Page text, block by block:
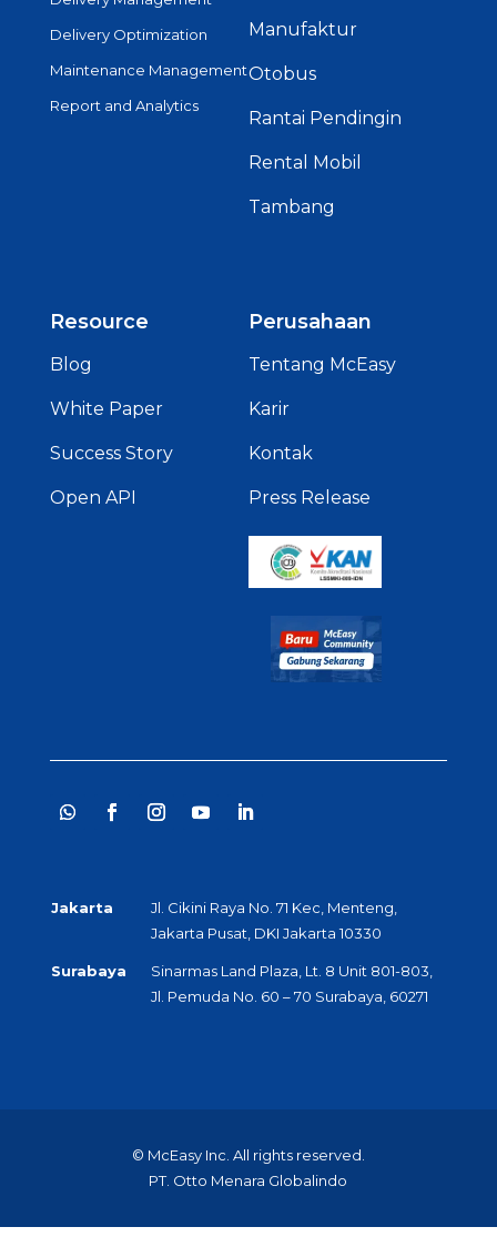
Delivery Optimization
Maintenance Management
Report and Analytics
Manufaktur
Otobus
Rantai Pendingin
Rental Mobil
Tambang
Resource
Blog
White Paper
Success Story
Open API
Perusahaan
Tentang McEasy
Karir
Kontak
Press Release
Jakarta
Jl. Cikini Raya No. 71 Kec, Menteng,
Jakarta Pusat, DKI Jakarta 10330
Surabaya
Sinarmas Land Plaza, Lt. 8 Unit 801-803,
Jl. Pemuda No. 60 – 70 Surabaya, 60271
© McEasy Inc. All rights reserved.
PT. Otto Menara Globalindo